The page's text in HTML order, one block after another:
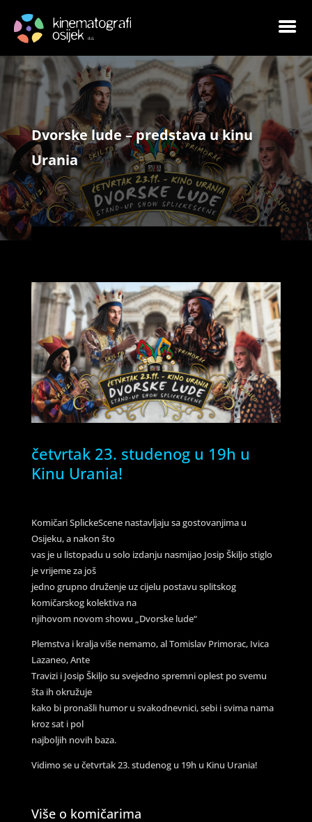
Dvorske lude – predstava u kinu
Urania
četvrtak 23. studenog u 19h u
Kinu Urania!
Komičari SplickeScene nastavljaju sa gostovanjima u
Osijeku, a nakon što
vas je u listopadu u solo izdanju nasmijao Josip Škiljo stiglo
je vrijeme za još
jedno grupno druženje uz cijelu postavu splitskog
komičarskog kolektiva na
njihovom novom showu „Dvorske lude“
Plemstva i kralja više nemamo, al Tomislav Primorac, Ivica
Lazaneo, Ante
Travizi i Josip Škiljo su svejedno spremni oplest po svemu
šta ih okružuje
kako bi pronašli humor u svakodnevnici, sebi i svima nama
kroz sat i pol
najboljih novih baza.
Vidimo se u četvrtak 23. studenog u 19h u Kinu Urania!
Više o komičarima